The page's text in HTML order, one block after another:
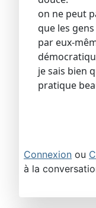
on ne peut
que les
par eux-
je sais bien
pratique
Connexion ou
à la